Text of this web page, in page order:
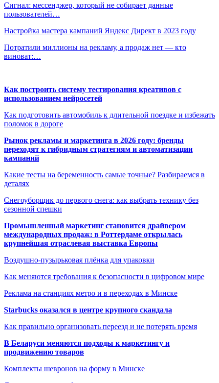
Сигнал: мессенджер, который не собирает данные
пользователей…
Настройка мастера кампаний Яндекс Директ в 2023 году
Потратили миллионы на рекламу, а продаж нет — кто
виноват:…
Как построить систему тестирования креативов с
использованием нейросетей
Как подготовить автомобиль к длительной поездке и избежать
поломок в дороге
Рынок рекламы и маркетинга в 2026 году: бренды
переходят к гибридным стратегиям и автоматизации
кампаний
Какие тесты на беременность самые точные? Разбираемся в
деталях
Снегоуборщик до первого снега: как выбрать технику без
сезонной спешки
Промышленный маркетинг становится драйвером
международных продаж: в Роттердаме открылась
крупнейшая отраслевая выставка Европы
Воздушно-пузырьковая плёнка для упаковки
Как меняются требования к безопасности в цифровом мире
Реклама на станциях метро и в переходах в Минске
Starbucks оказался в центре крупного скандала
Как правильно организовать переезд и не потерять время
В Беларуси меняются подходы к маркетингу и
продвижению товаров
Комплекты шевронов на форму в Минске